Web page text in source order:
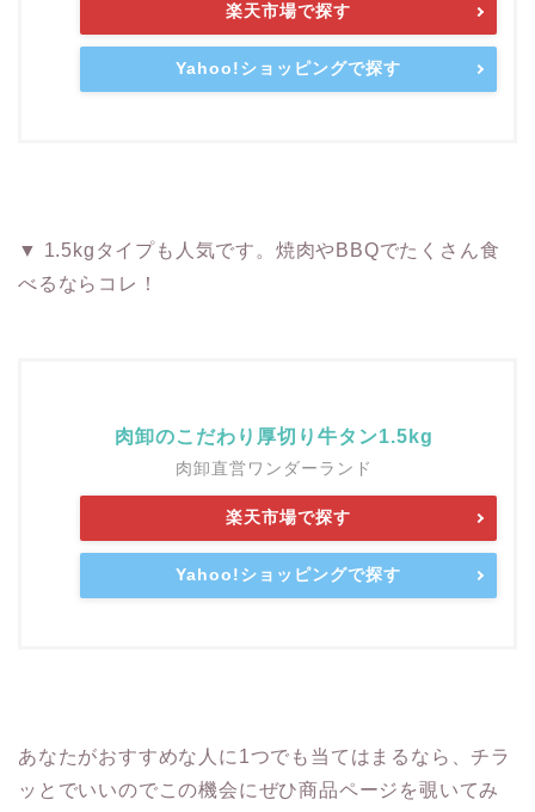
楽天市場で探す
Yahoo!ショッピングで探す
▼ 1.5kgタイプも人気です。焼肉やBBQでたくさん食
べるならコレ！
肉卸のこだわり厚切り牛タン1.5kg
肉卸直営ワンダーランド
楽天市場で探す
Yahoo!ショッピングで探す
あなたがおすすめな人に1つでも当てはまるなら、チラ
ッとでいいのでこの機会にぜひ商品ページを覗いてみ